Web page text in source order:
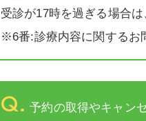
受診が17時を過ぎる場合
※6番:診療内容に関するお
Q. 予約の取得やキャン